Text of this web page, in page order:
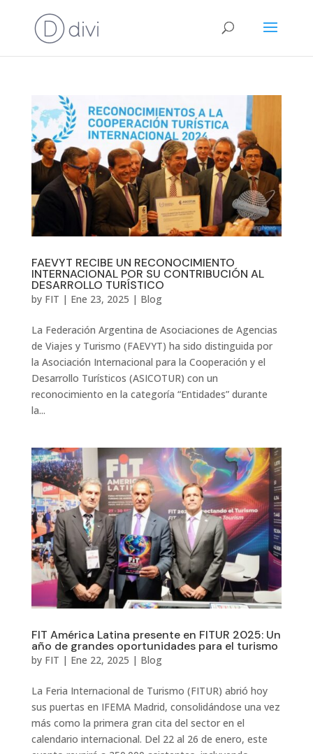
FAEVYT RECIBE UN RECONOCIMIENTO
INTERNACIONAL POR SU CONTRIBUCIÓN AL
DESARROLLO TURÍSTICO
by FIT | Ene 23, 2025 | Blog
La Federación Argentina de Asociaciones de Agencias
de Viajes y Turismo (FAEVYT) ha sido distinguida por
la Asociación Internacional para la Cooperación y el
Desarrollo Turísticos (ASICOTUR) con un
reconocimiento en la categoría “Entidades” durante
la...
FIT América Latina presente en FITUR 2025: Un
año de grandes oportunidades para el turismo
by FIT | Ene 22, 2025 | Blog
La Feria Internacional de Turismo (FITUR) abrió hoy
sus puertas en IFEMA Madrid, consolidándose una vez
más como la primera gran cita del sector en el
calendario internacional. Del 22 al 26 de enero, este